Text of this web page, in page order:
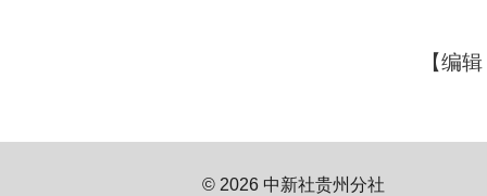
【编
© 2026 中新社贵州分社